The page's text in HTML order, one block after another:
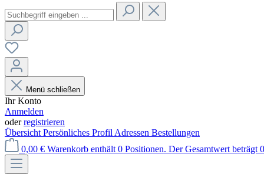
Menü schließen
Ihr Konto
Anmelden
oderregistrieren
ÜbersichtPersönliches ProfilAdressen Bestellungen
0,00 € Warenkorb enthält 0 Positionen. Der Gesamtwert beträgt